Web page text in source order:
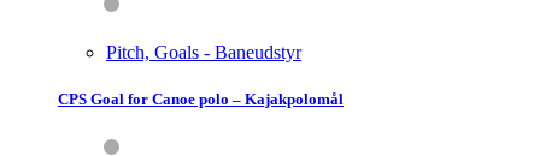
Pitch, Goals - Baneudstyr
CPS Goal for Canoe polo – Kajakpolomål